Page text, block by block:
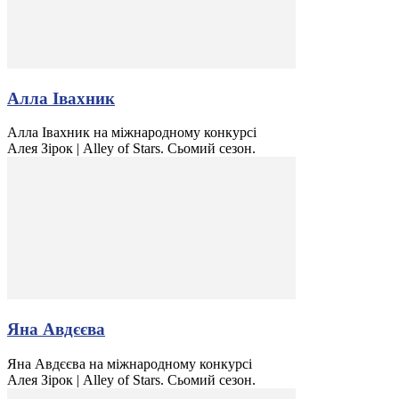
Алла Івахник
Алла Івахник на міжнародному конкурсі
Алея Зірок | Alley of Stars. Сьомий сезон.
Яна Авдєєва
Яна Авдєєва на міжнародному конкурсі
Алея Зірок | Alley of Stars. Сьомий сезон.